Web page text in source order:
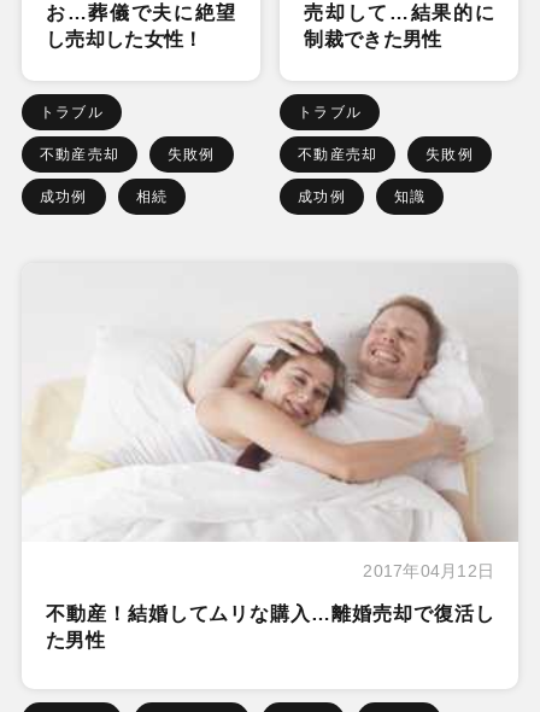
お…葬儀で夫に絶望
し売却した女性！
トラブル
不動産売却 失敗例
成功例 相続
売却して…結果的に
制裁できた男性
トラブル
不動産売却 失敗例
成功例 知識
2017年04月12日
不動産！結婚してムリな購入…離婚売却で復活し
た男性